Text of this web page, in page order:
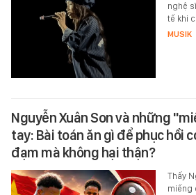
nghệ
tế khi
MUSIK
Nguyễn Xuân Son và những
tay: Bài toán ăn gì để phục hồi
đạm mà không hại thận?
Thấy
miếng